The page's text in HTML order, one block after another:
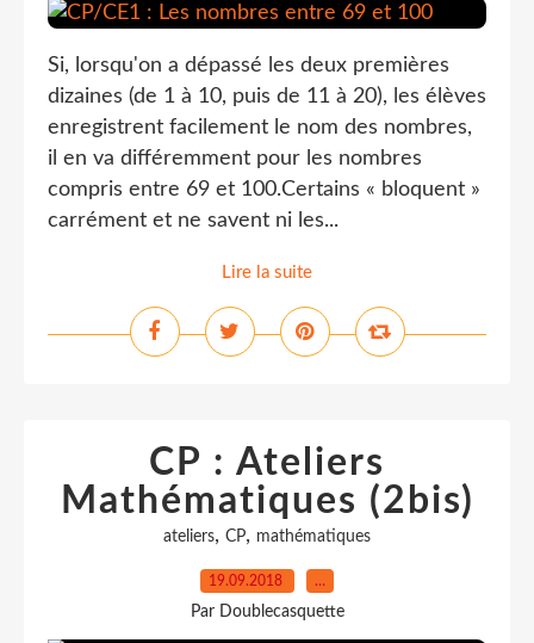
Si, lorsqu'on a dépassé les deux premières
dizaines (de 1 à 10, puis de 11 à 20), les élèves
enregistrent facilement le nom des nombres,
il en va différemment pour les nombres
compris entre 69 et 100.Certains « bloquent »
carrément et ne savent ni les...
Lire la suite
CP : Ateliers
Mathématiques (2bis)
ateliers, CP, mathématiques
19.09.2018 …
Par Doublecasquette